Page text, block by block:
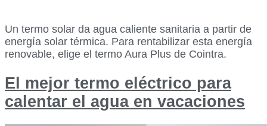
Un termo solar da agua caliente sanitaria a partir de
energía solar térmica. Para rentabilizar esta energía
renovable, elige el termo Aura Plus de Cointra.
El mejor termo eléctrico para
calentar el agua en vacaciones